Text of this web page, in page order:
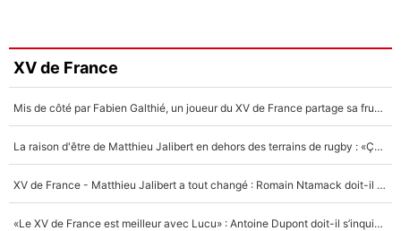
XV de France
Mis de côté par Fabien Galthié, un joueur du XV de France partage sa frustration : «ils ne me l’ont pas dit tout de suite»
La raison d'être de Matthieu Jalibert en dehors des terrains de rugby : «Ça m'atteint autant que si tu touches à un membre de ma famille»
XV de France - Matthieu Jalibert a tout changé : Romain Ntamack doit-il s’inquiéter pour sa place à un an de la Coupe du monde ?
«Le XV de France est meilleur avec Lucu» : Antoine Dupont doit-il s’inquiéter pour sa place ?